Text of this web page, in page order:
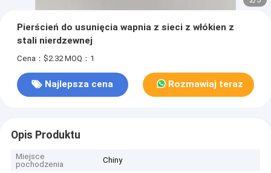
Pierścień do usunięcia wapnia z sieci z włókien z
stali nierdzewnej
Cena：$2.32 MOQ：1
Najlepsza cena Rozmawiaj teraz
Opis Produktu
Miejsce
pochodzenia
Chiny